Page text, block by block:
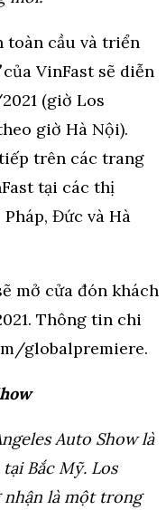
toàn cầu và triển
của VinFast sẽ diễn
(giờ Los
giờ Hà Nội).
trên các trang
tại các thị
Đức và Hà
mở cửa đón khách
Thông tin chi
globalpremiere.
Auto Show là
Bắc Mỹ. Los
nhận là một trong